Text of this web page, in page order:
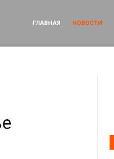
ГЛАВНАЯ НОВОСТИ